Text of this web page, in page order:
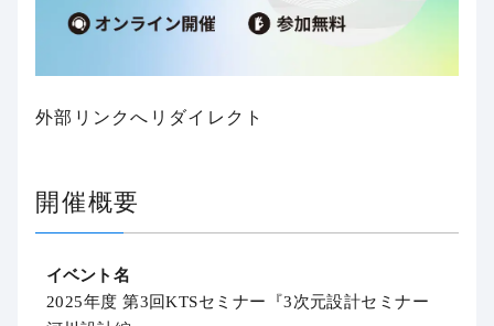
外部リンクへリダイレクト
開催概要
イベント名
2025年度 第3回KTSセミナー『3次元設計セミナー